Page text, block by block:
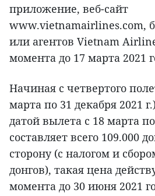
приложение, веб-сайт
www.vietnamairlines.com,
или агентов Vietnam
момента до 17 марта 2021
Начиная с четвертого
марта по 31 декабря 2021
датой вылета с 18 марта
составляет всего 109.000
сторону (с налогом и
донгов), такая цена
момента до 30 июня 2021